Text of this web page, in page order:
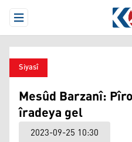
Open Menu
Siyasî
Mesûd Barzanî:
îradeya gel
2023-09-25 10:30